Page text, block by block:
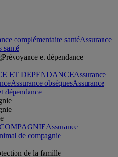
complémentaire santéAssurance
santé
ET DÉPENDANCEAssurance
Assurance obsèquesAssurance
dépendance
Assurance
de compagnie